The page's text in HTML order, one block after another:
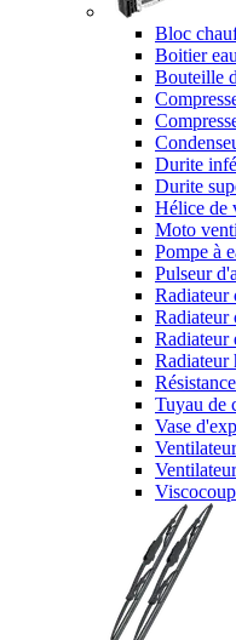
Bloc
Boitier eau
Bouteille
Durite
Durite
Hélice de
Moto
Pompe à
Pulseur
Radiateur
Radiateur
Radiateur
Radiateur
Tuyau de
Vase